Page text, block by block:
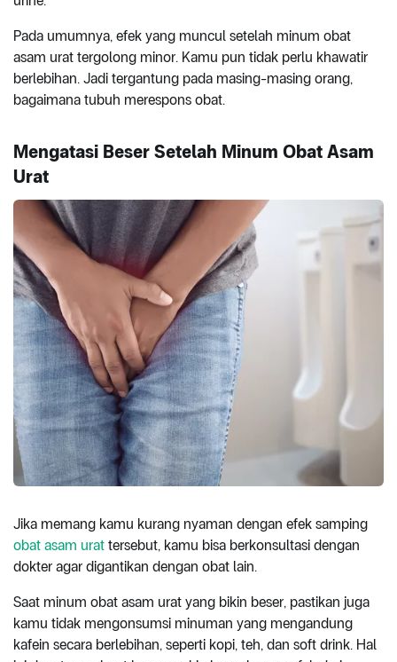
Pada umumnya, efek yang muncul setelah minum obat
asam urat tergolong minor. Kamu pun tidak perlu khawatir
berlebihan. Jadi tergantung pada masing-masing orang,
bagaimana tubuh merespons obat.
Mengatasi Beser Setelah Minum Obat Asam
Urat
Jika memang kamu kurang nyaman dengan efek samping
obat asam urat tersebut, kamu bisa berkonsultasi dengan
dokter agar digantikan dengan obat lain.
Saat minum obat asam urat yang bikin beser, pastikan juga
kamu tidak mengonsumsi minuman yang mengandung
kafein secara berlebihan, seperti kopi, teh, dan soft drink. Hal